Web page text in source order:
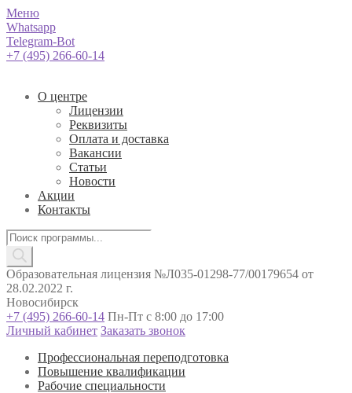
Меню
Whatsapp
Telegram-Bot
+7 (495) 266-60-14
О центре
Лицензии
Реквизиты
Оплата и доставка
Вакансии
Статьи
Новости
Акции
Контакты
Поиск
товаров
Образовательная лицензия №Л035-01298-77/00179654 от
28.02.2022 г.
Новосибирск
+7 (495) 266-60-14 Пн-Пт с 8:00 до 17:00
Личный кабинет Заказать звонок
Профессиональная переподготовка
Повышение квалификации
Рабочие специальности